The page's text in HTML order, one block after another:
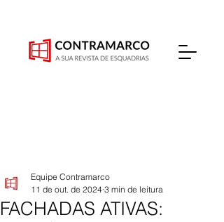
FACHADAS ATIVAS:
Equipe Contramarco
11 de out. de 2024 3 min de leitura